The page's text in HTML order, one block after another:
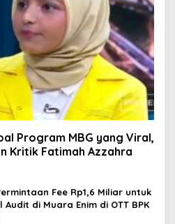
Program MBG yang Viral,
Pujian 4 Poin Kritik Fatimah Azzahra
Fee Rp1,6 Miliar untuk
Audit di Muara Enim di OTT BPK